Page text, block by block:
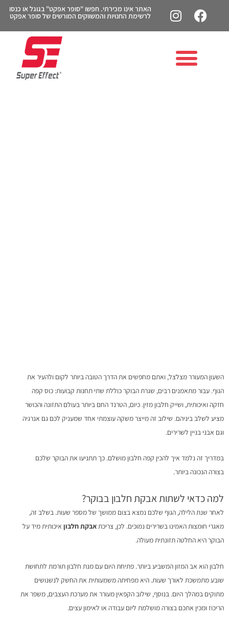
האתר אינו מכירתי. חפשו "סופר אפקט" בגוגל או כנסו
לרשימת החנויות והמשווקים המורשים של סופר אפקט
השעון המעורר מצלצל, ואתם מחפשים את הדרך הטובה ביותר לקום ולהעיר את
הגוף. עבור מתאמנים רבים, שגרת הבוקר כוללת שתי תחנות קבועות: כוס קפה
חזקה ואיכותית, ושייק חלבון מזין. כיום, הטרנד החם ביותר בעולם התזונה והכושר
מציע לשלב ביניהם. שילוב זה מייצר משקה עוצמתי אחד שמעניק לכם גם אנרגיה
וגם אבני בניין לשרירים.
במדריך זה נלמד איך להכין קפה חלבון מושלם. כך תתניעו את הבוקר שלכם
בצורה הנכונה ביותר.
למה כדאי לשתות אבקת חלבון בבוקר?
לאחר שנת הלילה, הגוף שלכם נמצא בצום ממושך של מספר שעות. בשלב זה,
מאגרי חומצות האמינו בשרירים נמוכים. לכן, צריכתאבקת חלבון איכותית מיד על
הבוקר היא החלטה תזונתית מעולה.
חלבון הוא אב המזון המשביע ביותר. פתיחת היום עם מנת חלבון תורמת לתחושת
שובע מתמשכת לאורך שעות. היא מפחיתה משמעותית את החשק לנשנושים
מתוקים במהלך היום. בנוסף, שילוב הקפאין מעורר את מערכת העצבים, משפר את
הריכוז ומכין אתכם בצורה מושלמת ליום עבודה או לאימון עצים.